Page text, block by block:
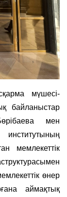
мүшесі-
байланыстар
мен
мемлекеттік
өнер
аймақтық